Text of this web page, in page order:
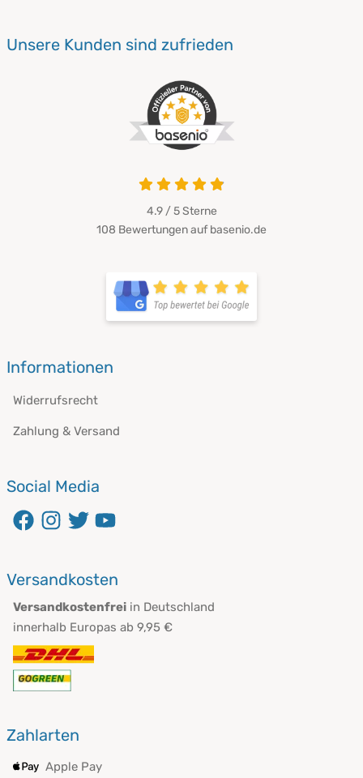
Unsere Kunden sind zufrieden
4.9 / 5Sterne
108 Bewertungen auf basenio.de
Informationen
Widerrufsrecht
Zahlung & Versand
Social Media
Versandkosten
Versandkostenfrei in Deutschland
innerhalb Europas ab 9,95 €
Zahlarten
Apple Pay